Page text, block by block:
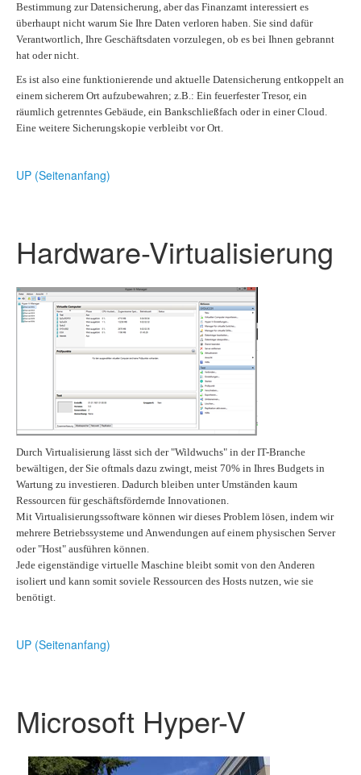
Bestimmung zur Datensicherung, aber das Finanzamt interessiert es
überhaupt nicht warum Sie Ihre Daten verloren haben. Sie sind dafür
Verantwortlich, Ihre Geschäftsdaten vorzulegen, ob es bei Ihnen gebrannt
hat oder nicht.
Es ist also eine funktionierende und aktuelle Datensicherung entkoppelt an
einem sicherem Ort aufzubewahren; z.B.: Ein feuerfester Tresor, ein
räumlich getrenntes Gebäude, ein Bankschließfach oder in einer Cloud.
Eine weitere Sicherungskopie verbleibt vor Ort.
UP (Seitenanfang)
Hardware-Virtualisierung
Durch Virtualisierung lässt sich der "Wildwuchs" in der IT-Branche
bewältigen, der Sie oftmals dazu zwingt, meist 70% in Ihres Budgets in
Wartung zu investieren. Dadurch bleiben unter Umständen kaum
Ressourcen für geschäftsfördernde Innovationen.
Mit Virtualisierungssoftware können wir dieses Problem lösen, indem wir
mehrere Betriebssysteme und Anwendungen auf einem physischen Server
oder "Host" ausführen können.
Jede eigenständige virtuelle Maschine bleibt somit von den Anderen
isoliert und kann somit soviele Ressourcen des Hosts nutzen, wie sie
benötigt.
UP (Seitenanfang)
Microsoft Hyper-V